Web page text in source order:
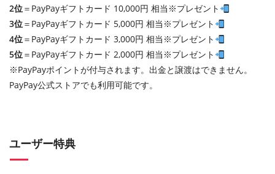
2位＝PayPayギフトカード 10,000円 相当※プレゼント
3位＝PayPayギフトカード 5,000円 相当※プレゼント
4位＝PayPayギフトカード 3,000円 相当※プレゼント
5位＝PayPayギフトカード 2,000円 相当※プレゼント
※PayPayポイントが付与されます。出金と譲渡はできません。
PayPay公式ストアでも利用可能です。
ユーザー特典